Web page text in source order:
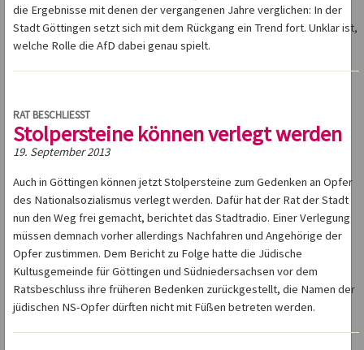
die Ergebnisse mit denen der vergangenen Jahre verglichen: In der
Stadt Göttingen setzt sich mit dem Rückgang ein Trend fort. Unklar ist,
welche Rolle die AfD dabei genau spielt.
RAT BESCHLIESST
Stolpersteine können verlegt werden
19. September 2013
Auch in Göttingen können jetzt Stolpersteine zum Gedenken an Opfer
des Nationalsozialismus verlegt werden. Dafür hat der Rat der Stadt
nun den Weg frei gemacht, berichtet das Stadtradio. Einer Verlegung
müssen demnach vorher allerdings Nachfahren und Angehörige der
Opfer zustimmen. Dem Bericht zu Folge hatte die Jüdische
Kultusgemeinde für Göttingen und Südniedersachsen vor dem
Ratsbeschluss ihre früheren Bedenken zurückgestellt, die Namen der
jüdischen NS-Opfer dürften nicht mit Füßen betreten werden.